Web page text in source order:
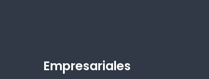
Empresariales